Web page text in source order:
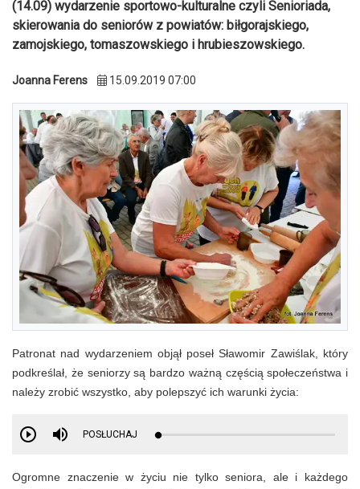
(14.09) wydarzenie sportowo-kulturalne czyli Senioriada,
skierowania do seniorów z powiatów: biłgorajskiego,
zamojskiego, tomaszowskiego i hrubieszowskiego.
Joanna Ferens 15.09.2019 07:00
Patronat nad wydarzeniem objął poseł Sławomir Zawiślak, który
podkreślał, że seniorzy są bardzo ważną częścią społeczeństwa i
należy zrobić wszystko, aby polepszyć ich warunki życia:
POSŁUCHAJ
Ogromne znaczenie w życiu nie tylko seniora, ale i każdego